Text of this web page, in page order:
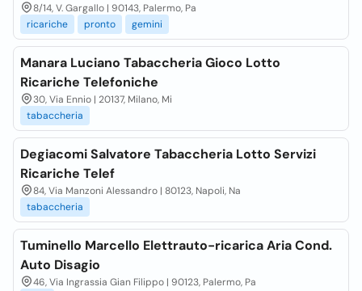
8/14, V. Gargallo | 90143, Palermo, Pa
ricariche
pronto gemini
Manara Luciano Tabaccheria Gioco Lotto
Ricariche Telefoniche
30, Via Ennio | 20137, Milano, Mi
tabaccheria
Degiacomi Salvatore Tabaccheria Lotto Servizi
Ricariche Telef
84, Via Manzoni Alessandro | 80123, Napoli, Na
tabaccheria
Tuminello Marcello Elettrauto-ricarica Aria Cond.
Auto Disagio
46, Via Ingrassia Gian Filippo | 90123, Palermo, Pa